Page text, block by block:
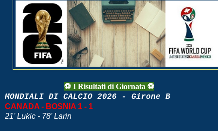
⚽ I Risultati di Giornata ⚽
MONDIALI DI CALCIO 2026 - Girone B
CANADA - BOSNIA 1 - 1
21' Lukic - 78' Larin